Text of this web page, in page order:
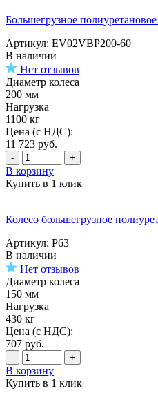
Большегрузное
Артикул: EV02VBP200-60
В наличии
Нет отзывов
Диаметр колеса
200 мм
Нагрузка
1100 кг
Цена (с НДС):
11 723 руб.
- +
В корзину
Купить в 1 клик
Колесо большегрузное
Артикул: P63
В наличии
Нет отзывов
Диаметр колеса
150 мм
Нагрузка
430 кг
Цена (с НДС):
707 руб.
- +
В корзину
Купить в 1 клик